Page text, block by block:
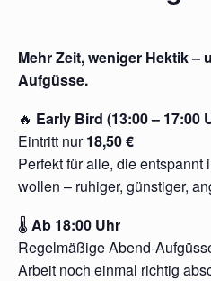
Mehr Zeit, weniger Hektik –
Aufgüsse.
🔥 Early Bird (13:00 – 17:00
Eintritt nur18,50 €
Perfekt für alle, die entspannt
wollen – ruhiger, günstiger,
🌡 Ab 18:00 Uhr
Regelmäßige Abend-
Arbeit noch einmal richtig